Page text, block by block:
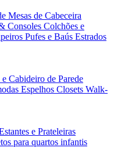
Mesas de Cabeceira
Consoles Colchões e
Pufes e Baús Estrados
e Cabideiro de Parede
Espelhos Closets Walk-
e Prateleiras
para quartos infantis